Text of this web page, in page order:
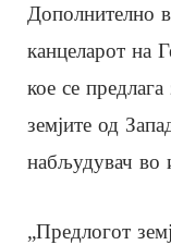
Дополнително
канцеларот на
кое се предлага
земјите од
набљудувач во
„Предлогот